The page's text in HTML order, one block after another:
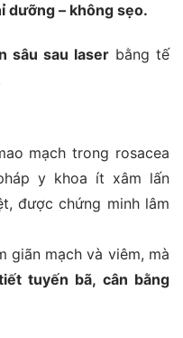
dưỡng – không sẹo.
sâu sau laserbằng tế
mạch trong rosacea
y khoa ít xâm lấn
được chứng minh lâm
giãn mạch và viêm, mà
tuyến bã, cân bằng